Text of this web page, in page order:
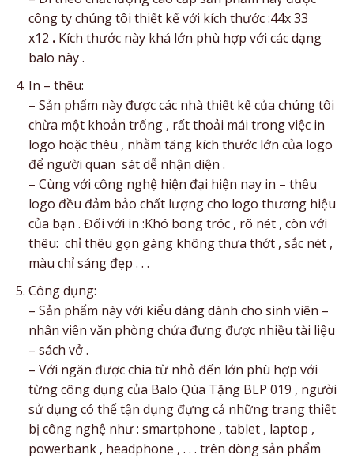
công ty chúng tôi thiết kế với kích thước :44x 33
x12 . Kích thước này khá lớn phù hợp với các dạng
balo này .
In – thêu:
– Sản phẩm này được các nhà thiết kế của chúng tôi
chừa một khoản trống , rất thoải mái trong việc in
logo hoặc thêu , nhằm tăng kích thước lớn của logo
để người quan sát dễ nhận diện .
– Cùng với công nghệ hiện đại hiện nay in – thêu
logo đều đảm bảo chất lượng cho logo thương hiệu
của bạn . Đối với in :Khó bong tróc , rõ nét , còn với
thêu: chỉ thêu gọn gàng không thưa thớt , sắc nét ,
màu chỉ sáng đẹp . . .
Công dụng:
– Sản phẩm này với kiểu dáng dành cho sinh viên –
nhân viên văn phòng chứa đựng được nhiều tài liệu
– sách vở .
– Với ngăn được chia từ nhỏ đến lớn phù hợp với
từng công dụng của Balo Qùa Tặng BLP 019 , người
sử dụng có thể tận dụng đựng cả những trang thiết
bị công nghệ như : smartphone , tablet , laptop ,
powerbank , headphone , . . . trên dòng sản phẩm